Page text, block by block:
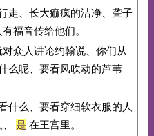
走、长大痲疯的洁净、聋子
福音传给他们。
众人讲论约翰说、你们从
么呢、要看风吹动的芦苇
什么、要看穿细软衣服的人
是 在王宫里。